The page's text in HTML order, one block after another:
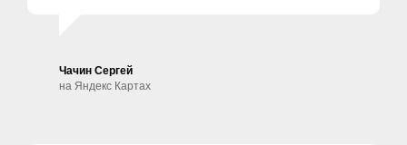
Чачин Сергей
на Яндекс Картах